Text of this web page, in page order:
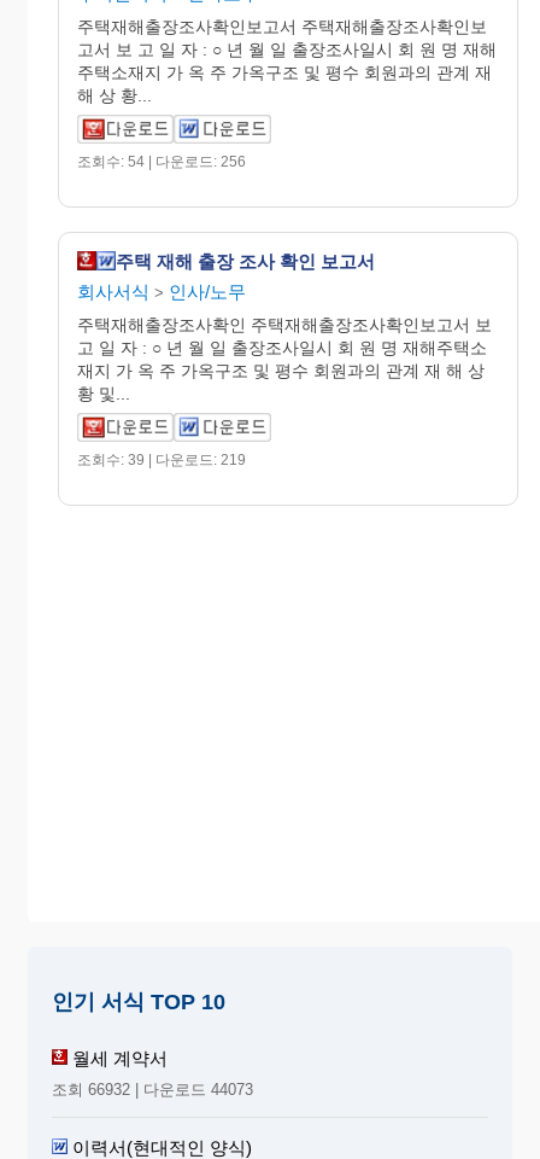
주택재해출장조사확인보고서 주택재해출장조사확인보
고서 보 고 일 자 : ○ 년 월 일 출장조사일시 회 원 명 재해
주택소재지 가 옥 주 가옥구조 및 평수 회원과의 관계 재
해 상 황...
조회수: 54 | 다운로드: 256
주택 재해 출장 조사 확인 보고서
회사서식 > 인사/노무
주택재해출장조사확인 주택재해출장조사확인보고서 보
고 일 자 : ○ 년 월 일 출장조사일시 회 원 명 재해주택소
재지 가 옥 주 가옥구조 및 평수 회원과의 관계 재 해 상
황 및...
조회수: 39 | 다운로드: 219
인기 서식 TOP 10
월세 계약서
조회 66932 | 다운로드 44073
이력서(현대적인 양식)